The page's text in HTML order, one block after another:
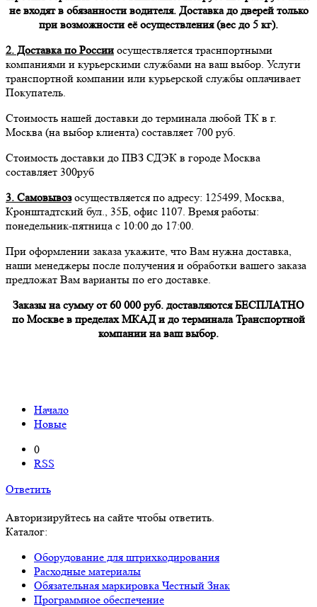
не входят в обязанности водителя. Доставка до дверей только
при возможности её осуществления (вес до 5 кг).
2. Доставка по России осуществляется траснпортными
компаниями и курьерскими службами на ваш выбор. Услуги
транспортной компании или курьерской службы оплачивает
Покупатель.
Стоимость нашей доставки до терминала любой ТК в г.
Москва (на выбор клиента) составляет 700 руб.
Стоимость доставки до ПВЗ СДЭК в городе Москва
составляет 300руб
3. Самовывозосуществляется по адресу: 125499, Москва,
Кронштадтский бул., 35Б, офис 1107. Время работы:
понедельник-пятница с 10:00 до 17:00.
При оформлении заказа укажите, что Вам нужна доставка,
наши менеджеры после получения и обработки вашего заказа
предложат Вам варианты по его доставке.
Заказы на сумму от 60 000 руб. доставляются БЕСПЛАТНО
по Москве в пределах МКАД и до терминала Транспортной
компании на ваш выбор.
Начало
Новые
0
RSS
Ответить
Авторизируйтесь на сайте чтобы ответить.
Каталог:
Оборудование для штрихкодирования
Расходные материалы
Обязательная маркировка Честный Знак
Программное обеспечение